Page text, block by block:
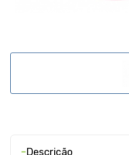
-Descrição